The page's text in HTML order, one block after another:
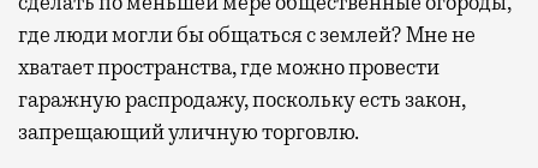
где люди могли бы общаться с землей? Мне не
хватает пространства, где можно провести
гаражную распродажу, поскольку есть закон,
запрещающий уличную торговлю.